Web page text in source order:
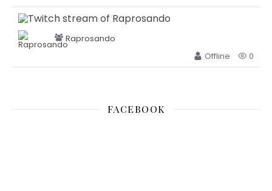
Raprosando
Offline
0
FACEBOOK